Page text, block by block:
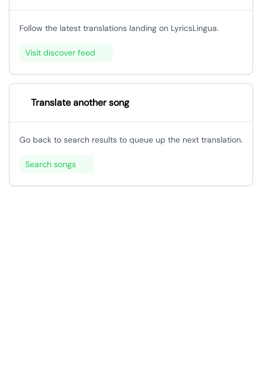
Follow the latest translations landing on LyricsLingua.
Visit discover feed
Translate another song
Go back to search results to queue up the next translation.
Search songs